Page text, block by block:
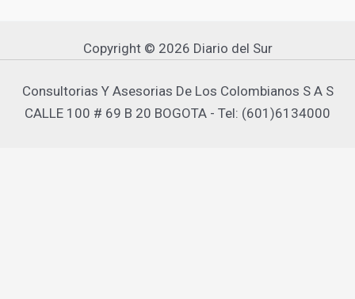
Copyright © 2026 Diario del Sur
Consultorias Y Asesorias De Los Colombianos S A S
CALLE 100 # 69 B 20 BOGOTA - Tel: (601)6134000